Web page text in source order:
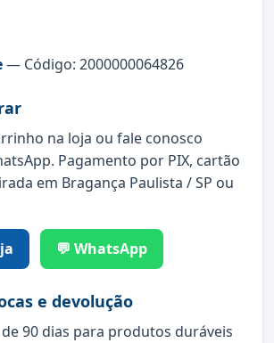
— Código: 2000000064826
na loja ou fale conosco
Pagamento por PIX, cartão
em Bragança Paulista / SP ou
💬 WhatsApp
e devolução
90 dias para produtos duráveis